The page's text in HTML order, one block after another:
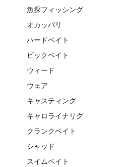
魚探フィッシング
オカッパリ
ハードベイト
ビックベイト
ウィード
ウェア
キャスティング
キャロライナリグ
クランクベイト
シャッド
スイムベイト